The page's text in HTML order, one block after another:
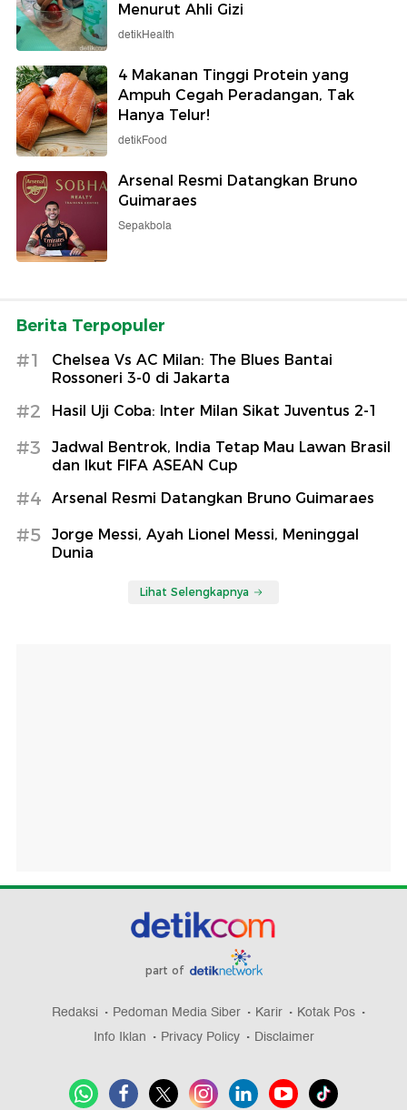
Menurut Ahli Gizi
detikHealth
4 Makanan Tinggi Protein yang
Ampuh Cegah Peradangan, Tak
Hanya Telur!
detikFood
Arsenal Resmi Datangkan Bruno
Guimaraes
Sepakbola
Berita Terpopuler
#1
Chelsea Vs AC Milan: The Blues Bantai
Rossoneri 3-0 di Jakarta
#2 Hasil Uji Coba: Inter Milan Sikat Juventus 2-1
#3
Jadwal Bentrok, India Tetap Mau Lawan Brasil
dan Ikut FIFA ASEAN Cup
#4 Arsenal Resmi Datangkan Bruno Guimaraes
#5
Jorge Messi, Ayah Lionel Messi, Meninggal
Dunia
Lihat Selengkapnya
part of
Redaksi Pedoman Media Siber Karir
Kotak Pos
Info Iklan
Privacy Policy Disclaimer